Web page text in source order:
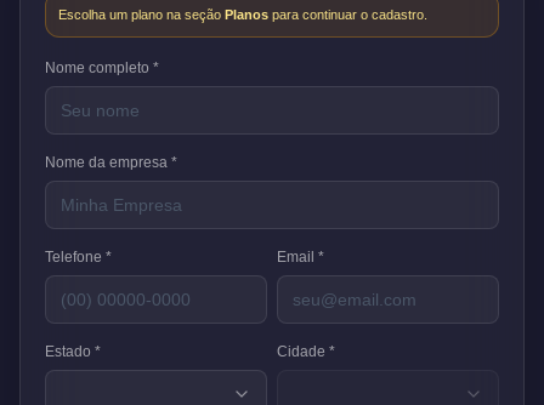
Escolha um plano na seção Planos para continuar o cadastro.
Nome completo *
Nome da empresa *
Telefone * Email *
Estado * Cidade *